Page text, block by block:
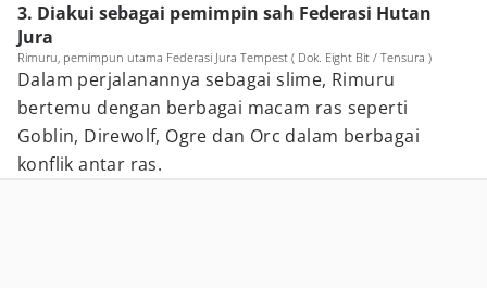
3. Diakui sebagai pemimpin sah Federasi Hutan
Jura
Rimuru, pemimpun utama Federasi Jura Tempest ( Dok. Eight Bit / Tensura )
Dalam perjalanannya sebagai slime, Rimuru
bertemu dengan berbagai macam ras seperti
Goblin, Direwolf, Ogre dan Orc dalam berbagai
konflik antar ras.